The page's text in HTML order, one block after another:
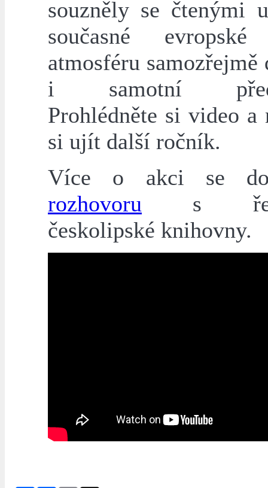
souzněly se čtenými
současné
atmosféru samozřejmě
i samotní
Prohlédněte si video a
si ujít další ročník.
Více o akci se
rozhovoru s
českolipské knihovny.